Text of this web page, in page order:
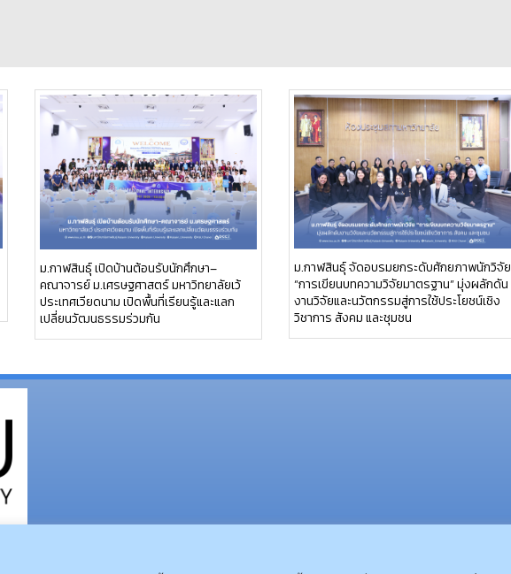
ม.กาฬสินธุ์ เปิดบ้านต้อนรับนักศึกษา–
คณาจารย์ ม.เศรษฐศาสตร์ มหาวิทยาลัยเว้
ประเทศเวียดนาม เปิดพื้นที่เรียนรู้และแลก
เปลี่ยนวัฒนธรรมร่วมกัน
ม.กาฬสินธุ์ จัดอบรมยกระดับศักยภาพนักวิจัย
“การเขียนบทความวิจัยมาตรฐาน” มุ่งผลักดัน
งานวิจัยและนวัตกรรมสู่การใช้ประโยชน์เชิง
วิชาการ สังคม และชุมชน